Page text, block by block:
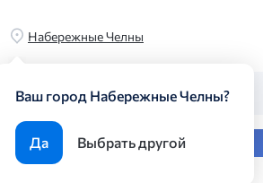
Набережные Челны
Ваш город Набережные Челны?
Да Выбрать другой
Каталог Поиск по каталогу
Каталог Цветной металлопрокат
Все виды